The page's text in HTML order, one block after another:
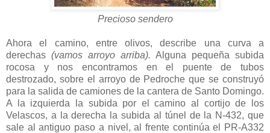
Precioso sendero
Ahora el camino, entre olivos, describe una curva a
derechas (vamos arroyo arriba). Alguna pequeña subida
rocosa y nos encontramos en el puente de tubos
destrozado, sobre el arroyo de Pedroche que se construyó
para la salida de camiones de la cantera de Santo Domingo.
A la izquierda la subida por el camino al cortijo de los
Velascos, a la derecha la subida al túnel de la N-432, que
sale al antiguo paso a nivel, al frente continúa el PR-A332